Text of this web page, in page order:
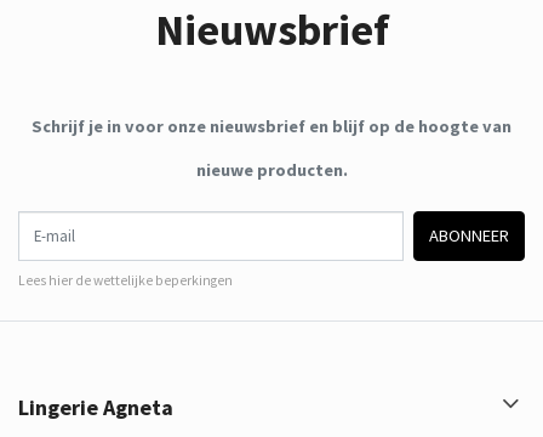
Nieuwsbrief
Schrijf je in voor onze nieuwsbrief en blijf op de hoogte van
nieuwe producten.
ABONNEER
Lees hier de wettelijke beperkingen
Lingerie Agneta